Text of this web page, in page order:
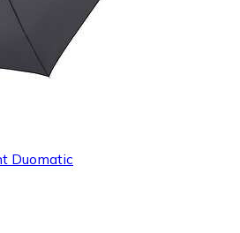
Duomatic